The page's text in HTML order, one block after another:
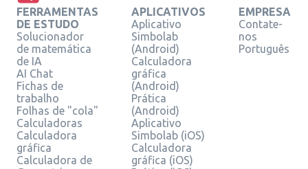
FERRAMENTAS
DE ESTUDO
Solucionador
de matemática
de IA
AI Chat
Fichas de
trabalho
Folhas de "cola"
Calculadoras
Calculadora
gráfica
Calculadora de
APLICATIVOS
Aplicativo
Simbolab
(Android)
Calculadora
gráfica
(Android)
Prática
(Android)
Aplicativo
Simbolab (iOS)
Calculadora
gráfica (iOS)
EMPRESA
Contate-
nos
Português